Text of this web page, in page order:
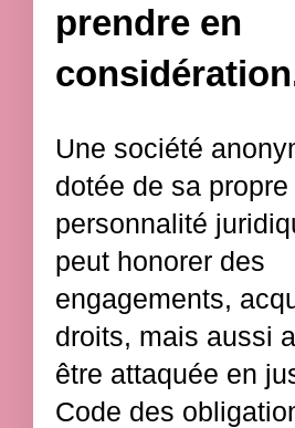
prendre en
Une société
dotée de sa propre
personnalité
peut honorer des
engagements,
droits, mais aussi
être attaquée en
Code des